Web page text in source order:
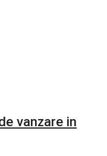
vanzare in